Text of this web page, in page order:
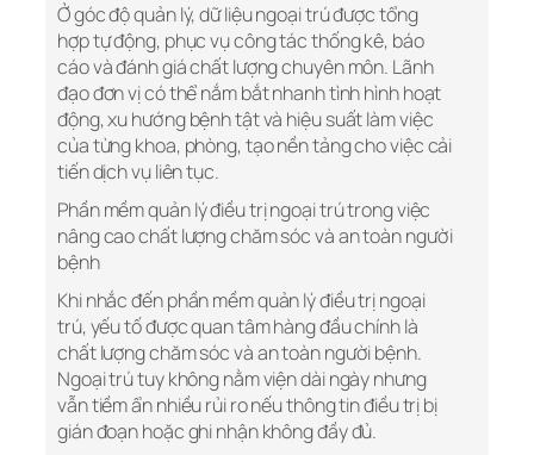
Ở góc độ quản lý, dữ liệu ngoại trú được tổng
hợp tự động, phục vụ công tác thống kê, báo
cáo và đánh giá chất lượng chuyên môn. Lãnh
đạo đơn vị có thể nắm bắt nhanh tình hình hoạt
động, xu hướng bệnh tật và hiệu suất làm việc
của từng khoa, phòng, tạo nền tảng cho việc cải
tiến dịch vụ liên tục.
Phần mềm quản lý điều trị ngoại trú trong việc
nâng cao chất lượng chăm sóc và an toàn người
bệnh
Khi nhắc đến phần mềm quản lý điều trị ngoại
trú, yếu tố được quan tâm hàng đầu chính là
chất lượng chăm sóc và an toàn người bệnh.
Ngoại trú tuy không nằm viện dài ngày nhưng
vẫn tiềm ẩn nhiều rủi ro nếu thông tin điều trị bị
gián đoạn hoặc ghi nhận không đầy đủ.